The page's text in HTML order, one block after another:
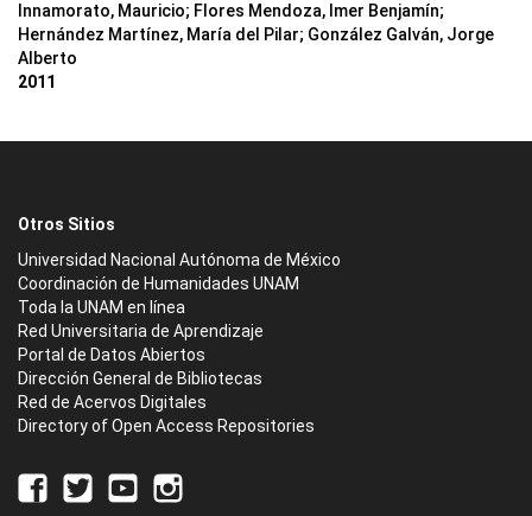
Innamorato, Mauricio; Flores Mendoza, Imer Benjamín;
Hernández Martínez, María del Pilar; González Galván, Jorge
Alberto
2011
Otros Sitios
Universidad Nacional Autónoma de México
Coordinación de Humanidades UNAM
Toda la UNAM en línea
Red Universitaria de Aprendizaje
Portal de Datos Abiertos
Dirección General de Bibliotecas
Red de Acervos Digitales
Directory of Open Access Repositories